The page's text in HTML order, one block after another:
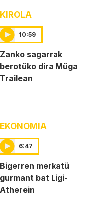
KIROLA
10:59
Zanko sagarrak
berotüko dira Müga
Trailean
EKONOMIA
6:47
Bigerren merkatü
gurmant bat Ligi-
Atherein